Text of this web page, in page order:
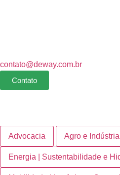
contato@deway.com.br
Contato
Advocacia
Agro e Indústria
Energia | Sustentabilidade e